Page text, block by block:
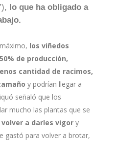
lo que ha obligado a
los viñedos
de producción,
cantidad de racimos,
y podrían llegar a
señaló que los
mucho las plantas que se
a darles vigor y
gastó para volver a brotar,